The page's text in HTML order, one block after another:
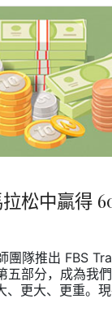
松中贏得
團隊推出 FBS
五部分，成為我
、更大、更重。